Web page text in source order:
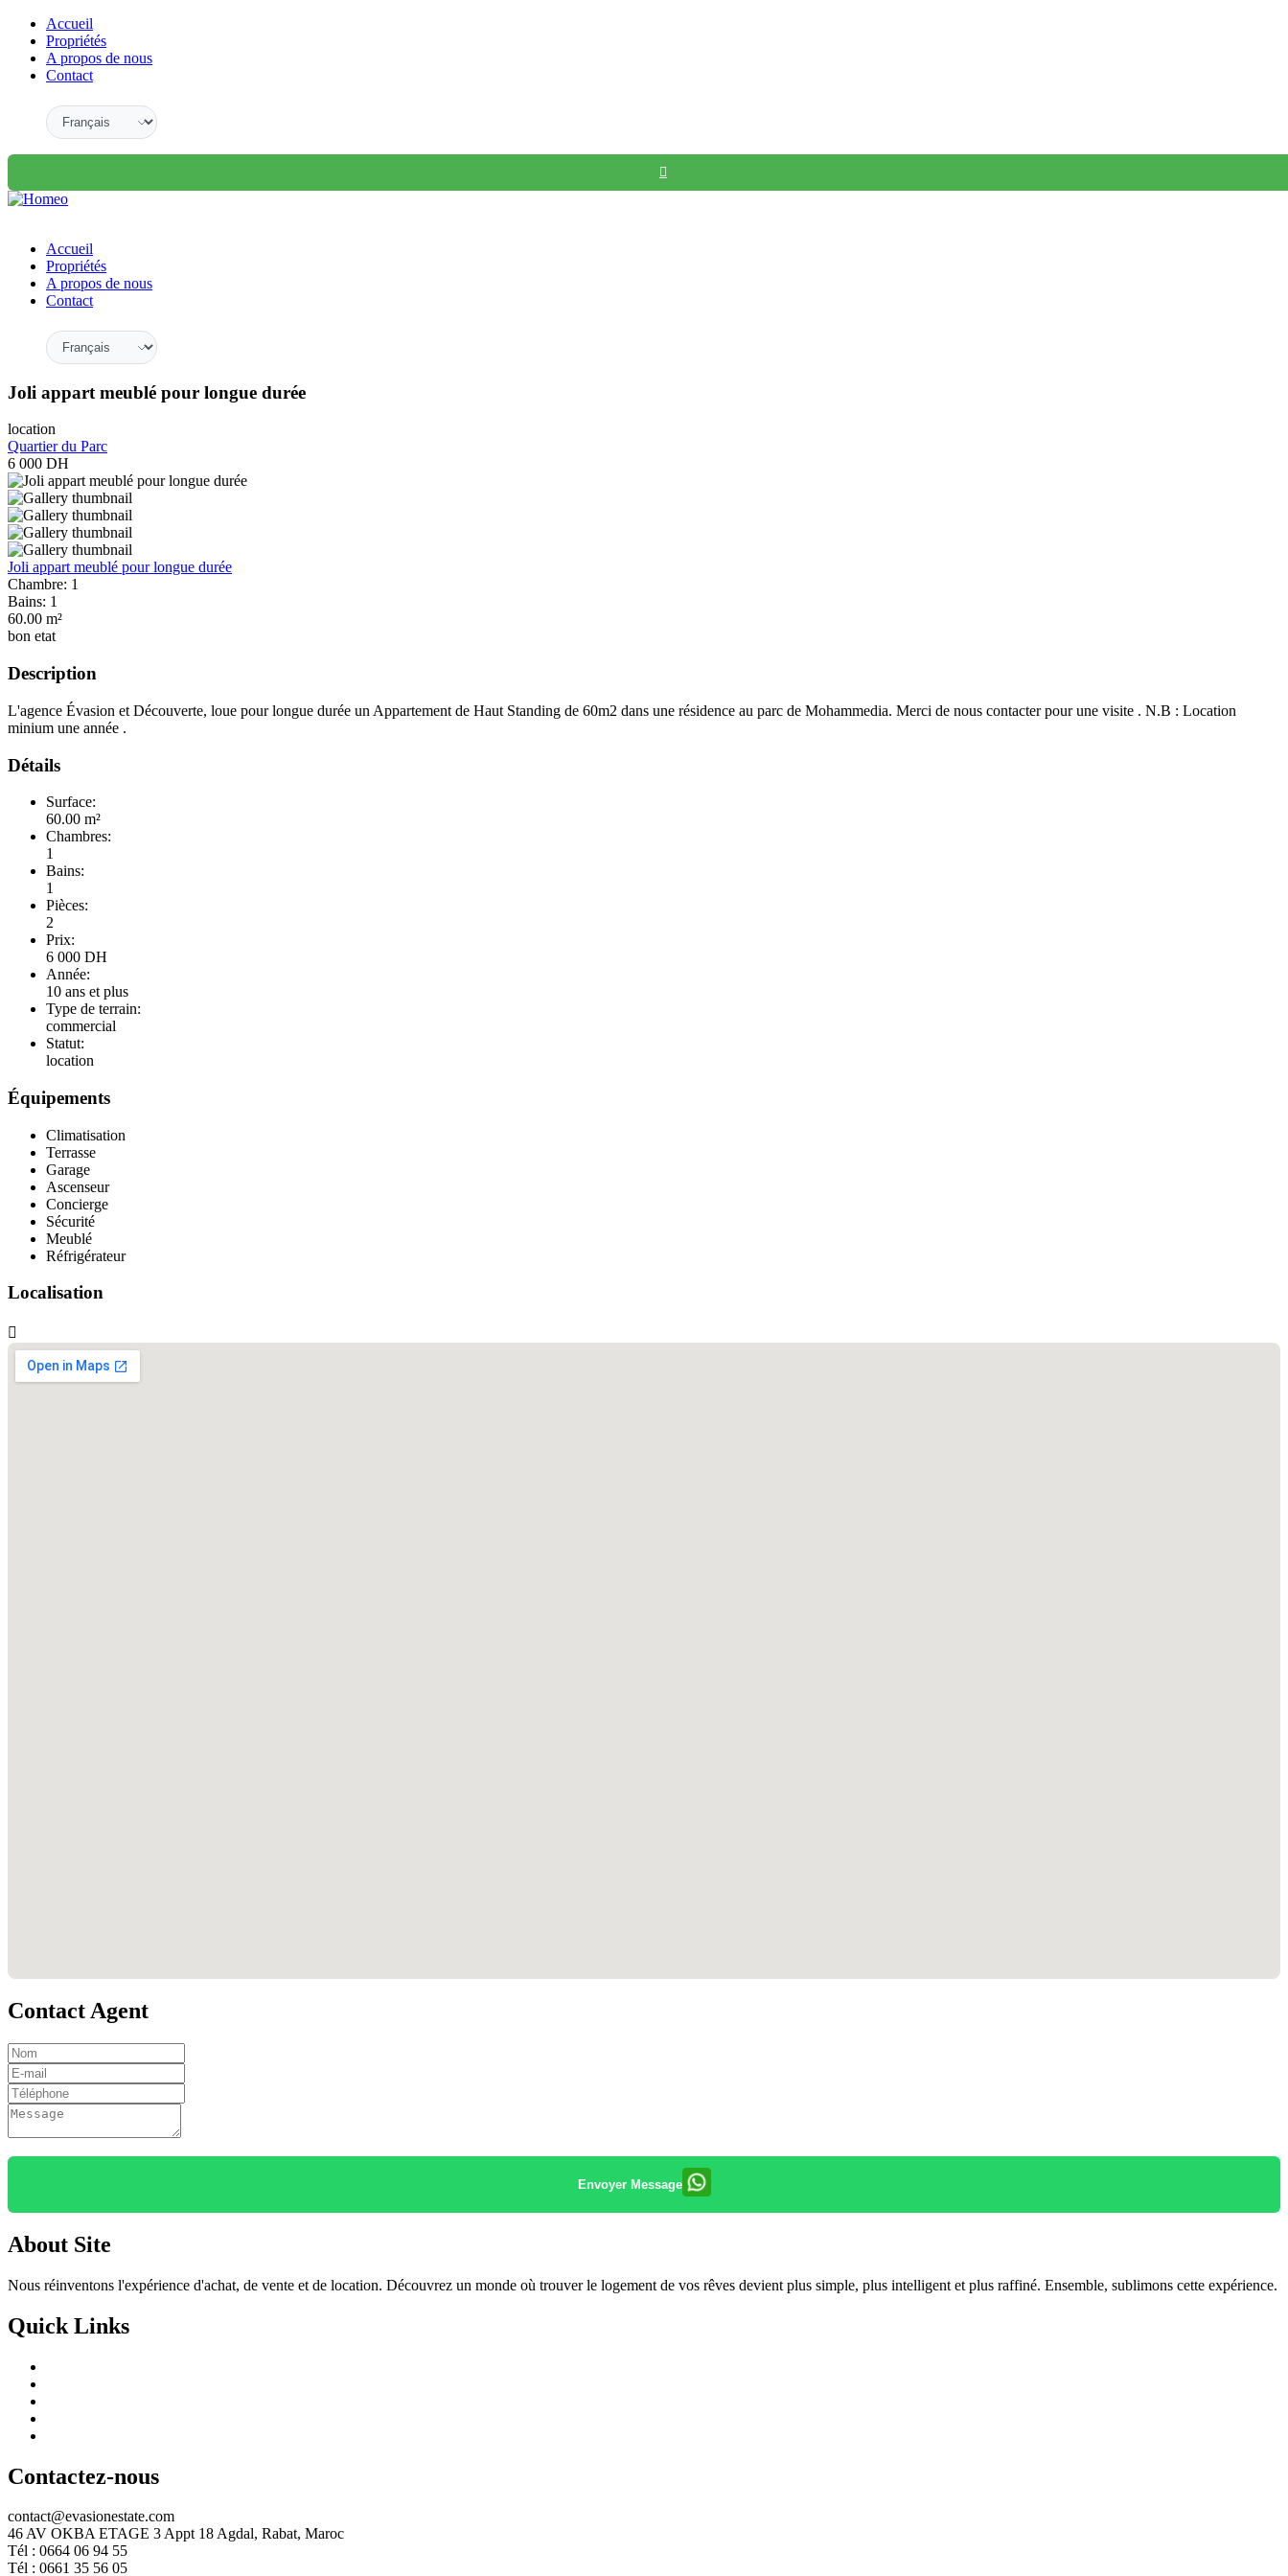
Accueil
Propriétés
A propos de nous
Contact
Accueil
Propriétés
A propos de nous
Contact
Joli appart meublé pour longue durée
location
Quartier du Parc
6 000 DH
Joli appart meublé pour longue durée
Chambre: 1
Bains: 1
60.00 m²
bon etat
Description
L'agence Évasion et Découverte, loue pour longue durée un Appartement de Haut Standing de 60m2 dans une résidence au parc de Mohammedia. Merci de nous contacter pour une visite . N.B : Location
minium une année .
Détails
Surface:
60.00 m²
Chambres:
1
Bains:
1
Pièces:
2
Prix:
6 000 DH
Année:
10 ans et plus
Type de terrain:
commercial
Statut:
location
Équipements
Climatisation
Terrasse
Garage
Ascenseur
Concierge
Sécurité
Meublé
Réfrigérateur
Localisation
Contact Agent
Envoyer Message
About Site
Nous réinventons l'expérience d'achat, de vente et de location. Découvrez un monde où trouver le logement de vos rêves devient plus simple, plus intelligent et plus raffiné. Ensemble, sublimons cette expérience.
Quick Links
Contactez-nous
contact@evasionestate.com
46 AV OKBA ETAGE 3 Appt 18 Agdal, Rabat, Maroc
Tél : 0664 06 94 55
Tél : 0661 35 56 05